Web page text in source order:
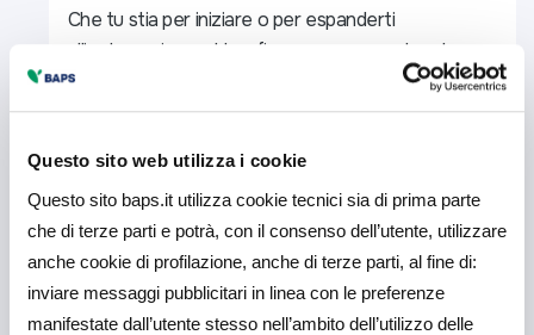
Questo sito web utilizza i cookie
Questo sito baps.it utilizza cookie tecnici sia di prima parte
che di terze parti e potrà, con il consenso dell’utente, utilizzare
anche cookie di profilazione, anche di terze parti, al fine di:
inviare messaggi pubblicitari in linea con le preferenze
manifestate dall’utente stesso nell’ambito dell’utilizzo delle
Che tu stia per iniziare o per espanderti
all’estero, siamo al tuo fianco per aumentare la
tua competitività internazionale grazie alla
nostra rete di partner internazionali.
Scopri di più